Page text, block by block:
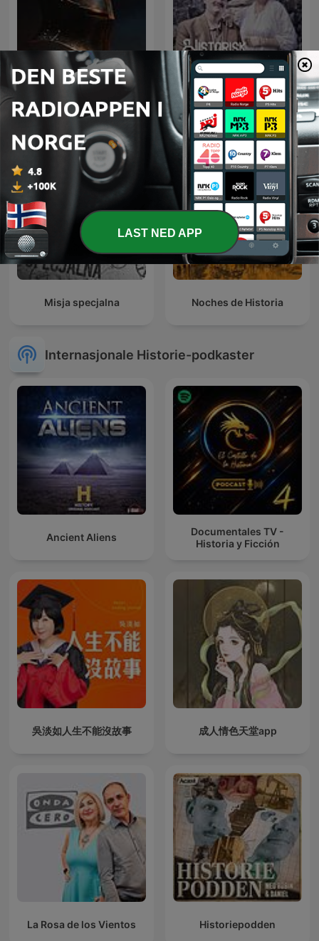
Ambient Lectures: History
of Great Men
Historisk podkast
Misja specjalna Noches de Historia
Internasjonale Historie-podkaster
Ancient Aliens
Documentales TV -
Historia y Ficción
吳淡如人生不能沒故事 成人情色天堂app
La Rosa de los Vientos Historiepodden
LAST NED APP